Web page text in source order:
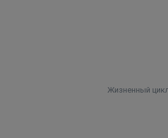
Жизненный